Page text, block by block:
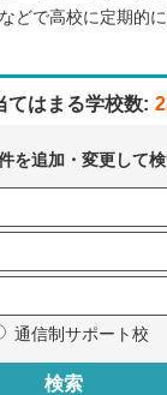
どで高校に定期的
てはまる学校数:
を追加・変更して
通信制サポート校
検索